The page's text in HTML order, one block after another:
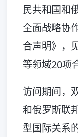
民共和国和
全面战略协
合声明》，
等领域20项
访问期间，
和俄罗斯联
型国际关系